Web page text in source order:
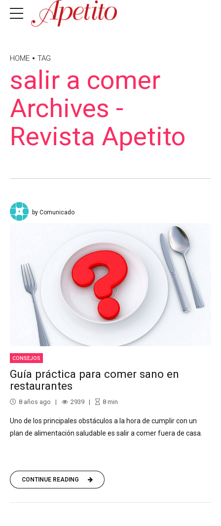
HOME TAG
salir a comer
Archives -
Revista Apetito
by Comunicado
CONSEJOS
Guía práctica para comer sano en
restaurantes
8 años ago 2939 8min
Uno de los principales obstáculos a la hora de cumplir con un
plan de alimentación saludable es salir a comer fuera de casa.
CONTINUE READING